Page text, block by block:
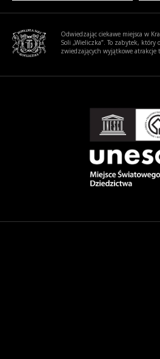
Odwiedzając ciekawe miejsca w
Soli „Wieliczka”. To zabytek,
zwiedzających wyjątkowe atrakcje